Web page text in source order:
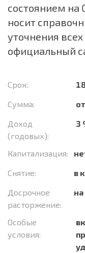
состоянием
носит
уточнения
официальный
Срок:
Сумма:
Доход
(годовых):
3
Капитализация:
Снятие:
в
Досрочное
расторжение:
Особые
условия: